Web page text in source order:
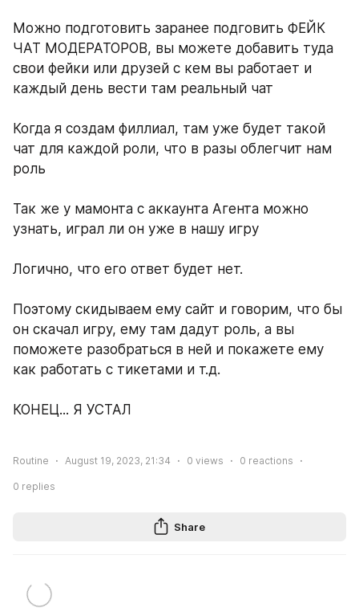
Можно подготовить заранее подговить ФЕЙК
ЧАТ МОДЕРАТОРОВ, вы можете добавить туда
свои фейки или друзей с кем вы работает и
каждый день вести там реальный чат
Когда я создам филлиал, там уже будет такой
чат для каждой роли, что в разы облегчит нам
роль
Так же у мамонта с аккаунта Агента можно
узнать, играл ли он уже в нашу игру
Логично, что его ответ будет нет.
Поэтому скидываем ему сайт и говорим, что бы
он скачал игру, ему там дадут роль, а вы
поможете разобраться в ней и покажете ему
как работать с тикетами и т.д.
КОНЕЦ... Я УСТАЛ
Routine August 19, 2023, 21:34 0 views 0 reactions
0 replies
Share